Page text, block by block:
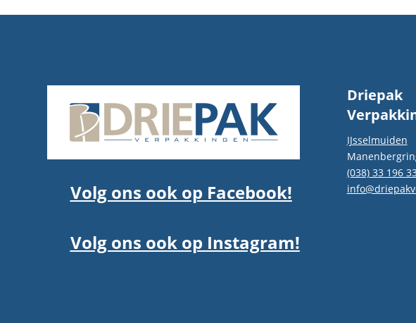
Volg ons ook op Facebook!
Volg ons ook op Instagram!
Driepak
IJsselmuiden
(038) 33 196